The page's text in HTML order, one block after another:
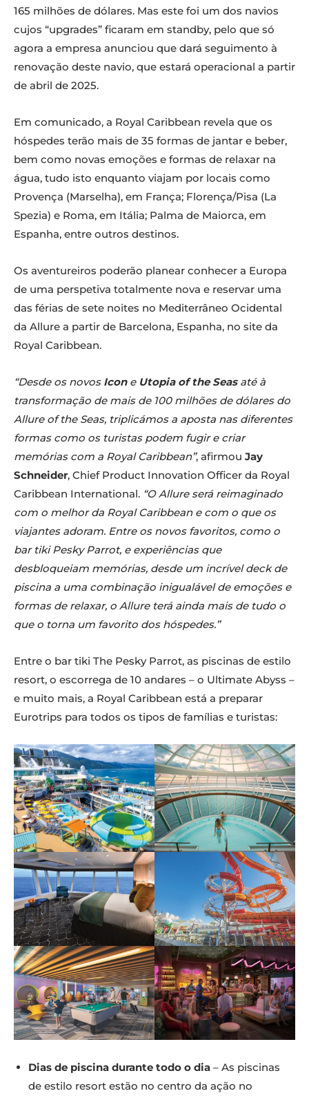
165 milhões de dólares. Mas este foi um dos navios
cujos “upgrades” ficaram em standby, pelo que só
agora a empresa anunciou que dará seguimento à
renovação deste navio, que estará operacional a partir
de abril de 2025.
Em comunicado, a Royal Caribbean revela que os
hóspedes terão mais de 35 formas de jantar e beber,
bem como novas emoções e formas de relaxar na
água, tudo isto enquanto viajam por locais como
Provença (Marselha), em França; Florença/Pisa (La
Spezia) e Roma, em Itália; Palma de Maiorca, em
Espanha, entre outros destinos.
Os aventureiros poderão planear conhecer a Europa
de uma perspetiva totalmente nova e reservar uma
das férias de sete noites no Mediterrâneo Ocidental
da Allure a partir de Barcelona, Espanha, no site da
Royal Caribbean.
“Desde os novos Icon e Utopia of the Seasaté à
transformação de mais de 100 milhões de dólares do
Allure of the Seas, triplicámos a aposta nas diferentes
formas como os turistas podem fugir e criar
memórias com a Royal Caribbean”, afirmou Jay
Schneider, Chief Product Innovation Officer da Royal
Caribbean International. “O Allure será reimaginado
com o melhor da Royal Caribbean e com o que os
viajantes adoram. Entre os novos favoritos, como o
bar tiki Pesky Parrot, e experiências que
desbloqueiam memórias, desde um incrível deck de
piscina a uma combinação inigualável de emoções e
formas de relaxar, o Allure terá ainda mais de tudo o
que o torna um favorito dos hóspedes.”
Entre o bar tiki The Pesky Parrot, as piscinas de estilo
resort, o escorrega de 10 andares – o Ultimate Abyss –
e muito mais, a Royal Caribbean está a preparar
Eurotrips para todos os tipos de famílias e turistas:
Dias de piscina durante todo o dia – As piscinas
de estilo resort estão no centro da ação no